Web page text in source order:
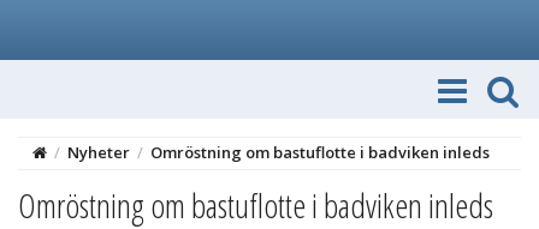
/ Nyheter / Omröstning om bastuflotte i badviken inleds
Omröstning om bastuflotte i badviken inleds